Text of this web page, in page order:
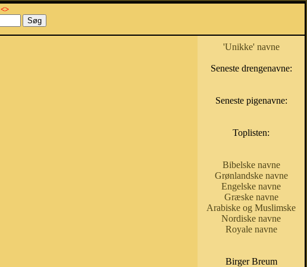
<>
'Unikke' navne
Seneste drengenavne:
Seneste pigenavne:
Toplisten:
Bibelske navne
Grønlandske navne
Engelske navne
Græske navne
Arabiske og Muslimske
Nordiske navne
Royale navne
Birger Breum